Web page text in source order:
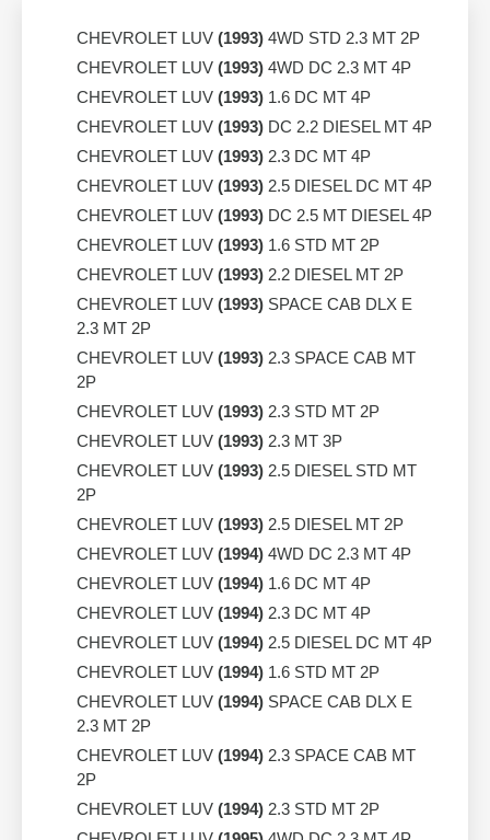
CHEVROLET LUV (1993) 4WD STD 2.3 MT 2P
CHEVROLET LUV (1993) 4WD DC 2.3 MT 4P
CHEVROLET LUV (1993) 1.6 DC MT 4P
CHEVROLET LUV (1993) DC 2.2 DIESEL MT 4P
CHEVROLET LUV (1993) 2.3 DC MT 4P
CHEVROLET LUV (1993) 2.5 DIESEL DC MT 4P
CHEVROLET LUV (1993) DC 2.5 MT DIESEL 4P
CHEVROLET LUV (1993) 1.6 STD MT 2P
CHEVROLET LUV (1993) 2.2 DIESEL MT 2P
CHEVROLET LUV (1993) SPACE CAB DLX E
2.3 MT 2P
CHEVROLET LUV (1993) 2.3 SPACE CAB MT
2P
CHEVROLET LUV (1993) 2.3 STD MT 2P
CHEVROLET LUV (1993) 2.3 MT 3P
CHEVROLET LUV (1993) 2.5 DIESEL STD MT
2P
CHEVROLET LUV (1993) 2.5 DIESEL MT 2P
CHEVROLET LUV (1994) 4WD DC 2.3 MT 4P
CHEVROLET LUV (1994) 1.6 DC MT 4P
CHEVROLET LUV (1994) 2.3 DC MT 4P
CHEVROLET LUV (1994) 2.5 DIESEL DC MT 4P
CHEVROLET LUV (1994) 1.6 STD MT 2P
CHEVROLET LUV (1994) SPACE CAB DLX E
2.3 MT 2P
CHEVROLET LUV (1994) 2.3 SPACE CAB MT
2P
CHEVROLET LUV (1994) 2.3 STD MT 2P